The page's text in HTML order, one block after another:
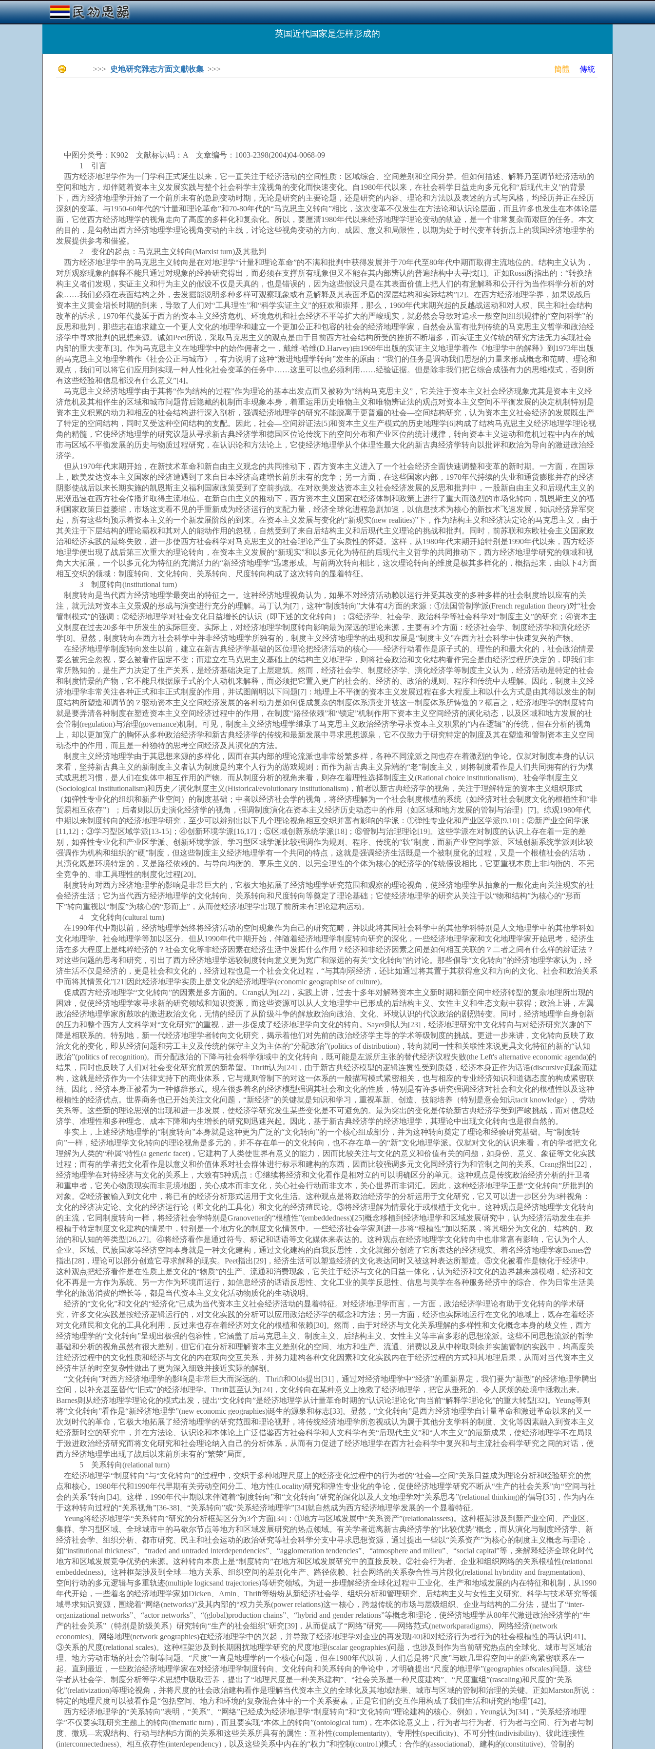
英国近代国家是怎样形成的
>>> 史地研究雜志方面文獻收集 >>> 簡體 傳統
中图分类号：K902 文献标识码：A 文章编号：1003-2398(2004)04-0068-09
1 引言
西方经济地理学作为一门学科正式诞生以来，它一直关注于经济活动的空间性质：区域综合、空间差别和空间分异。但如何描述、解释乃至调节经济活动的
空间和地方，却伴随着资本主义发展实践与整个社会科学主流视角的变化而快速变化。自1980年代以来，在社会科学日益走向多元化和“后现代主义”的背景
下，西方经济地理学开始了一个前所未有的急剧变动时期，无论是研究的主要论题，还是研究的内容、理论和方法以及表述的方式与风格，均经历并正在经历
深刻的变革。与1950-60年代的“计量和理论革命”和70-80年代的“马克思主义转向”相比，这次变革不仅发生在方法论和认识论层面，而且许多也发生在本体论层
面，它使西方经济地理学的视角走向了高度的多样化和复杂化。所以，要厘清1980年代以来经济地理学理论变动的轨迹，是一个非常复杂而艰巨的任务。本文
的目的，是勾勒出西方经济地理学理论视角变动的主线，讨论这些视角变动的方向、成因、意义和局限性，以期为处于时代变革转折点上的我国经济地理学的
发展提供参考和借鉴。
2 变化的起点：马克思主义转向(Marxist turn)及其批判
西方经济地理学中的马克思主义转向是在对地理学“计量和理论革命”的不满和批判中获得发展并于70年代至80年代中期而取得主流地位的。结构主义认为，
对所观察现象的解释不能只通过对现象的经验研究得出，而必须在支撑所有现象但又不能在其内部辨认的普遍结构中去寻找[1]。正如Rossi所指出的：“转换结
构主义者们发现，实证主义和行为主义的假设不仅是天真的，也是错误的，因为这些假设只是在其表面价值上把人们的有意解释和公开行为当作科学分析的对
象……我们必须在表面结构之外，去发掘能说明多种多样可观察现象或有意解释及其表面矛盾的深层结构和实际结构”[2]。在西方经济地理学界，如果说战后
资本主义黄金增长时期的到来，导致了人们对“工具理性”和“科学实证主义”的狂欢和崇拜，那么，1960年代末期兴起的反越战运动和对人权、民主和社会结构
改革的诉求，1970年代蔓延于西方的资本主义经济危机、环境危机和社会经济不平等扩大的严峻现实，就必然会导致对追求一般空间组织规律的“空间科学”的
反思和批判，那些志在追求建立一个更人文化的地理学和建立一个更加公正和包容的社会的经济地理学家，自然会从富有批判传统的马克思主义哲学和政治经
济学中寻求批判的思想来源。诚如Peet所说，采取马克思主义的观点是由于目前西方社会结构所受的挫折不断增多，而实证主义传统的研究方法无力实现社会
内部的重大变革[3]。作为马克思主义在地理学中的始作佣者之一，戴维·哈维(D.Harvey)由1969年出版的实证主义地理学着作《地理学中的解释》到1973年出版
的马克思主义地理学着作《社会公正与城市》，有力说明了这种“激进地理学转向”发生的原由：“我们的任务是调动我们思想的力量来形成概念和范畴、理论和
观点，我们可以将它们应用到实现一种人性化社会变革的任务中……这里可以也必须利用……经验证据。但是除非我们把它综合成强有力的思维模式，否则所
有这些经验和信息都没有什么意义”[4]。
马克思主义经济地理学由于其将“作为结构的过程”作为理论的基本出发点而又被称为“结构马克思主义”，它关注于资本主义社会经济现象尤其是资本主义经
济危机及其相伴生的区域和城市问题背后隐藏的机制而非现象本身，着重运用历史唯物主义和唯物辨证法的观点对资本主义空间不平衡发展的决定机制特别是
资本主义积累的动力和相应的社会结构进行深入剖析，强调经济地理学的研究不能脱离于更普遍的社会—空间结构研究，认为资本主义社会经济的发展既生产
了特定的空间结构，同时又受这种空间结构的支配。因此，社会—空间辨证法[5]和资本主义生产模式的历史地理学[6]构成了结构马克思主义经济地理学理论视
角的精髓，它使经济地理学的研究议题从寻求新古典经济学和德国区位论传统下的空间分布和产业区位的统计规律，转向资本主义运动和危机过程中内在的城
市与区域不平衡发展的历史与物质过程研究，在认识论和方法论上，它使经济地理学从个体理性最大化的新古典经济学转向以批评和政治为导向的激进政治经
济学。
但从1970年代末期开始，在新技术革命和新自由主义观念的共同推动下，西方资本主义进入了一个社会经济全面快速调整和变革的新时期。一方面，在国际
上，欧美发达资本主义国家的经济遭遇到了来自日本经济高速增长前所未有的竞争；另一方面，在这些国家内部，1970年代持续的失业和通货膨胀并存的经济
阴影使战后以来长期实施的凯恩斯主义福利国家政策受到了空前挑战。在对欧美发达资本主义社会经济发展的反思和批判中，一股新自由主义和后现代主义的
思潮迅速在西方社会传播并取得主流地位。在新自由主义的推动下，西方资本主义国家在经济体制和政策上进行了重大而激烈的市场化转向，凯恩斯主义的福
利国家政策日益萎缩，市场这支看不见的手重新成为经济运行的支配力量，经济全球化进程急剧加速，以信息技术为核心的新技术飞速发展，知识经济异军突
起，所有这些均预示着资本主义的一个新发展阶段的到来。在资本主义发展与变化的“新现实(new realities)”下，作为结构主义和经济决定论的马克思主义，由于
其关注于下层结构的理论霸权和其对人的能动作用的忽视，自然受到了来自后结构主义和后现代主义理论的挑战和批判。同时，前苏联和东欧社会主义国家政
治和经济实践的最终失败，进一步使西方社会科学对马克思主义的社会理论产生了实质性的怀疑。这样，从1980年代末期开始特别是1990年代以来，西方经济
地理学便出现了战后第三次重大的理论转向，在资本主义发展的“新现实”和以多元化为特征的后现代主义哲学的共同推动下，西方经济地理学研究的领域和视
角大大拓展，一个以多元化为特征的充满活力的“新经济地理学”迅速形成。与前两次转向相比，这次理论转向的维度是极其多样化的，概括起来，由以下4方面
相互交织的领域：制度转向、文化转向、关系转向、尺度转向构成了这次转向的显着特征。
3 制度转向(institutional turn)
制度转向是当代西方经济地理学最突出的特征之一。这种经济地理视角认为，如果不对经济活动赖以运行并受其改变的多种多样的社会制度给以应有的关
注，就无法对资本主义景观的形成与演变进行充分的理解。马丁认为[7]，这种“制度转向”大体有4方面的来源：①法国管制学派(French regulation theory)对“社会
管制模式”的强调；②经济地理学对社会文化日益增长的认识（即下述的文化转向）；③经济学、社会学、政治科学等社会科学对“制度主义”的研究；④资本主
义制度在过去20多年中所发生的实际巨变。实际上，对经济地理学制度转向影响最为深远的理论来源，主要有3个方面：经济社会学、制度经济学和演化经济
学[8]。显然，制度转向在西方社会科学中并非经济地理学所独有的，制度主义经济地理学的出现和发展是“制度主义”在西方社会科学中快速复兴的产物。
在经济地理学制度转向发生以前，建立在新古典经济学基础的区位理论把经济活动的核心——经济行动看作是原子式的、理性的和最大化的，社会政治情景
要么被完全忽视，要么被看作固定不变；而建立在马克思主义基础上的结构主义地理学，则将社会政治和文化结构看作完全是由经济过程所决定的，即我们非
常所熟知的，是生产力决定了生产关系，是经济基础决定了上层建筑。然而，经济社会学、制度经济学、演化经济学等制度主义认为，经济活动是特定的社会
和制度情景的产物，它不能只根据原子式的个人动机来解释，而必须把它置入更广的社会的、经济的、政治的规则、程序和传统中去理解。因此，制度主义经
济地理学非常关注各种正式和非正式制度的作用，并试图阐明以下问题[7]：地理上不平衡的资本主义发展过程在多大程度上和以什么方式是由其得以发生的制
度结构所塑造和调节的？驱动资本主义空间经济发展的各种动力是如何促成复杂的制度体系演变并被这一制度体系所铸造的？概言之，经济地理学的制度转向
就是要弄清各种制度在塑造资本主义空间经济过程中的作用，在制度“路径依赖”和“锁定”机制作用下资本主义空间经济的演化动态，以及区域和地方发展的社
会管制(regulation)与治理(governance)机制。可见，制度主义经济地理学继承了马克思主义政治经济学寻求资本主义积累的“内在逻辑”的传统，但在分析的视角
上，却以更加宽广的胸怀从多种政治经济学和新古典经济学的传统和最新发展中寻求思想源泉，它不仅致力于研究特定的制度及其在塑造和管制资本主义空间
动态中的作用，而且是一种独特的思考空间经济及其演化的方法。
制度主义经济地理学由于其思想来源的多样化，因而在其内部的理论流派也非常纷繁多样，各种不同流派之间也存在着激烈的争论。仅就对制度本身的认识
来看，坚持新古典主义的新制度主义者认为制度是约束个人行为的游戏规则；而作为新古典主义异端的“老”制度主义，则将制度看作是人们共同拥有的行为模
式或思想习惯，是人们在集体中相互作用的产物。而从制度分析的视角来看，则存在着理性选择制度主义(Rational choice institutionalism)、社会学制度主义
(Sociological institutionalism)和历史／演化制度主义(Historical/evolutionary institutionalism)，前者以新古典经济学的视角，关注于理解特定的资本主义组织形式
（如弹性专业化的组织和新产业空间）的制度基础；中者以经济社会学的视角，将经济理解为一个社会制度根植的系统（如经济对社会制度文化的根植性和“非
贸易相互依存”）；后者则以历史演化经济学的视角，强调制度演化在资本主义经济历史动态中的作用（如区域和地方发展的管制与治理）[7]。综观1980年代
中期以来制度转向的经济地理学研究，至少可以辨别出以下几个理论视角相互交织并富有影响的学派：①弹性专业化和产业区学派[9,10]；②新产业空间学派
[11,12]；③学习型区域学派[13-15]；④创新环境学派[16,17]；⑤区域创新系统学派[18]；⑥管制与治理理论[19]。这些学派在对制度的认识上存在着一定的差
别，如弹性专业化和产业区学派、创新环境学派、学习型区域学派比较强调作为规则、程序、传统的“软”制度，而新产业空间学派、区域创新系统学派则比较
强调作为机构和组织的“硬”制度，但这些制度主义经济地理学有一个共同的特点，这就是强调经济生活既是一个被制度化的过程，又是一个根植社会的活动，
其演化既是环境特定的，又是路径依赖的。与导向均衡的、享乐主义的、以完全理性的个体为核心的经济学的传统假设相比，它更重视本质上非均衡的、不完
全竞争的、非工具理性的制度化过程[20]。
制度转向对西方经济地理学的影响是非常巨大的，它极大地拓展了经济地理学研究范围和观察的理论视角，使经济地理学从抽象的一般化走向关注现实的社
会经济生活；它为当代西方经济地理学的文化转向、关系转向和尺度转向等奠定了理论基础；它使经济地理学的研究从关注于以“物和结构”为核心的“形而
下”转向重视以“制度”为核心的“形而上”，从而使经济地理学出现了前所未有理论建构运动。
4 文化转向(cultural turn)
在1990年代中期以前，经济地理学始终将经济活动的空间现象作为自己的研究范畴，并以此将其同社会科学中的其他学科特别是人文地理学中的其他学科如
文化地理学、社会地理学等加以区分。但从1990年代中期开始，伴随着经济地理学制度转向研究的深化，一些经济地理学家和文化地理学家开始思考，经济生
活在多大程度上是纯粹经济的？社会文化等非经济因素在经济生活中发挥什么作用？经济和非经济因素之间是如何相互关联的？二者之间有什么样的辨证法？
对这些问题的思考和研究，引出了西方经济地理学远较制度转向意义更为宽广和深远的有关“文化转向”的讨论。那些倡导“文化转向”的经济地理学家认为，经
济生活不仅是经济的，更是社会和文化的，经济过程也是一个社会文化过程，“与其削弱经济，还比如通过将其置于其获得意义和方向的文化、社会和政治关系
中而将其情景化”[21]因此经济地理学实质上是文化的经济地理学(economic geographise of culture)。
促成西方经济地理学“文化转向”的因素是多方面的。Crang认为[22]，实践上讲，过去十多年对解释资本主义新时期和新空间中经济转型的复杂地理所出现的
困难，促使经济地理学家寻求新的研究领域和知识资源，而这些资源可以从人文地理学中已形成的后结构主义、女性主义和生态文献中获得；政治上讲，左翼
政治经济地理学家所鼓吹的激进政治文化，无情的经历了从阶级斗争的解放政治向政治、文化、环境认识的代议政治的剧烈转变。同时，经济地理学自身创新
的压力和整个西方人文科学对“文化研究”的重视，进一步促成了经济地理学向文化的转向。Sayer则认为[23]，经济地理研究中文化转向与对经济研究兴趣的下
降是相联系的。特别地，新一代经济地理学者转向文化研究，揭示着他们对先前的政治经济学主导的学术等级制度的挑战。更进一步来讲，文化转向反映了政
治文化的变化，即从经济问题和劳工主义及传统的保守主义为主体的“分配政治”(politics of distribution)，转向就同一性和关联性来说更具文化特征的新的“认知
政治”(politics of recognition)。而分配政治的下降与社会科学领域中的文化转向，既可能是左派所主张的替代经济议程失败(the Left's alternative economic agenda)的
结果，同时也反映了人们对社会变化研究前景的新希望。Thrift认为[24]，由于新古典经济模型的逻辑连贯性受到质疑，经济本身正作为话语(discursive)现象而建
构，这就是经济作为一个法律支持下的商业体系，它与规则管制下的对这一体系的一般描写模式紧密相关，也与相应的专业经济知识和道德态度的构成紧密联
结。因此，经济本身正被看为一种修辞形式。现在很多着名的经济模型强调其社会和文化的性质，特别是有许多研究强调经济对社会和文化的根植性以及这种
根植性的经济优点。世界商务也已开始关注文化问题，“新经济”的关键就是知识和学习，重视革新、创造、技能培养（特别是意会知识tacit knowledge）、劳动
关系等。这些新的理论思潮的出现和进一步发展，使经济学研究发生某些变化是不可避免的。最为突出的变化是传统新古典经济学受到严峻挑战，而对信息经
济学、准理性和多种理念、成本下降和内生增长的研究则迅速兴起。因此，基于新古典经济学的经济地理学，其理论中出现文化转向也是很自然的。
事实上，上述经济地理学的“制度转向”本身就是这种更为广泛的“文化转向”的一个核心组成部分，并为这种转向奠定了理论和经验研究基础。与“制度转
向”一样，经济地理学文化转向的理论视角是多元的，并不存在单一的文化转向，也不存在单一的“新”文化地理学派。仅就对文化的认识来看，有的学者把文化
理解为人类的“种属”特性(a generic facet)，它建构了人类使世界有意义的能力，因而比较关注与文化的意义和价值有关的问题，如身份、意义、象征等文化实践
过程；而有的学者把文化看作是以意义和价值体系对社会群体进行标示和建构的东西，因而比较强调多元文化同经济行为和管制之间的关系。Crang指出[22]，
经济地理学在对待经济与文化的关系上，大致有5种观点：①继续将经济和文化看作是相对立的可以明确区分的单元。这种观点是传统政治经济分析的扞卫者
和重申者，它关心物质现实而非意境地图，关心成本而非文化，关心社会行动而非文本，关心世界而非词汇。因此，这种经济地理学正是“文化转向”所批判的
对象。②经济被输入到文化中，将已有的经济分析形式运用于文化生活。这种观点是将政治经济学的分析运用于文化研究，它又可以进一步区分为3种视角：
文化的经济决定论、文化的经济运行论（即文化的工具化）和文化的经济殖民论。③将经济理解为情景化于或根植于文化中。这种观点是经济地理学文化转向
的主流，它同制度转向一样，将经济社会学特别是Granovetter的“根植性”(embeddedness)[25]概念移植到经济地理学和区域发展研究中，认为经济活动发生在并
根植于特定制度文化建构的情景中，特别是一个地方化的制度文化情景中。一些经济社会学家则进一步将“根植性”加以拓展，将其细分为文化的、结构的、政
治的和认知的等类型[26,27]。④将经济看作是通过符号、标记和话语等文化媒体来表达的。这种观点在经济地理学文化转向中也非常富有影响，它认为个人、
企业、区域、民族国家等经济空间本身就是一种文化建构，通过文化建构的自我反思性，文化就部分创造了它所表达的经济现实。着名经济地理学家Bsrnes曾
指出[28]，理论可以部分创造它寻求解释的现实。Peet指出[29]，经济生活可以塑造经济的文化表达同时又被这种表达所塑造。⑤文化被看作是物化于经济中。
这种观点把经济看作是在性质上是文化的“物质”的生产、流通和消费现象，它关注于经济与文化的日益一体化，认为经济和文化的边界越来越模糊，经济和文
化不再是一方作为系统、另一方作为环境而运行，如信息经济的话语反思性、文化工业的美学反思性、信息与美学在各种服务经济中的综合、作为日常生活美
学化的旅游消费的增长等，都是当代资本主义文化活动物质化的生动说明。
经济的“文化化”和文化的“经济化”已成为当代资本主义社会经济活动的显着特征。对经济地理学而言，一方面，政治经济学理论有助于文化转向的学术研
究，许多文化实践是按经济逻辑运行的，对文化实践的分析可以应用政治经济学的概念和方法；另一方面，经济也实际地运行在文化的地域上，既存在着经济
对文化殖民和文化的工具化利用，反过来也存在着经济对文化的根植和依赖[30]。然而，由于对经济与文化关系理解的多样性和文化概念本身的歧义性，西方
经济地理学的“文化转向”呈现出极强的包容性，它涵盖了后马克思主义、制度主义、后结构主义、女性主义等丰富多彩的思想流派。这些不同思想流派的哲学
基础和分析的视角虽然有很大差别，但它们在分析和理解资本主义差别化的空间、地方和生产、流通、消费以及从中榨取剩余并实施管制的实践中，均高度关
注经济过程中的文化性质和经济与文化的内在双向交互关系，并努力建构各种文化因素和文化实践内在于经济过程的方式和其地理后果，从而对当代资本主义
经济生活的时空复杂性做出了更为深入细致并接近实际的解剖。
“文化转向”对西方经济地理学的影响是非常巨大而深远的。Thrift和Olds提出[31]，通过对经济地理学中“经济”的重新界定，我们要为“新型”的经济地理学腾出
空间，以补充甚至替代“旧式”的经济地理学。Thrift甚至认为[24]，文化转向在某种意义上挽救了经济地理学，把它从垂死的、令人厌烦的处境中拯救出来。
Barnes则从经济地理学理论化的模式出发，提出“文化转向”是经济地理学从计量革命时期的“认识论理论化”向当前“解释学理论化”的重大转型[32]。Yeung等则
将“文化转向”看作是“新经济地理学”(new economic geographies)诞生的源泉和标志[33]。显然，“文化转向”是西方经济地理学自计量革命和激进革命以来的又一
次划时代的革命，它极大地拓展了经济地理学的研究范围和理论视野，将传统经济地理学所忽视或认为属于其他分支学科的制度、文化等因素融入到资本主义
经济新时空的研究中，并在方法论、认识论和本体论上广泛借鉴西方社会科学和人文科学有关“后现代主义”和“人本主义”的最新成果，使经济地理学不在局限
于激进政治经济研究而将文化研究和社会理论纳入自己的分析体系，从而有力促进了经济地理学在西方社会科学中复兴和与主流社会科学研究之间的对话，使
西方经济地理学出现了战后以来前所未有的“繁荣”局面。
5 关系转向(relational turn)
在经济地理学“制度转向”与“文化转向”的过程中，交织于多种地理尺度上的经济变化过程中的行为者的“社会—空间”关系日益成为理论分析和经验研究的焦
点和核心。1980年代和1990年代早期有关劳动空间分工、地方性(Locality)研究和弹性专业化的争论，促使经济地理学研究不断从“生产的社会关系”向“空间与社
会的关系”转向[34]。这样，1990年代中期以来伴随着“制度转向”和“文化转向”研究的深化以及人文地理学对“关系思考”(relational thinking)的倡导[35]，作为内在
于这种转向过程的“关系视角”[36-38]、“关系转向”或“关系经济地理学”[34]就自然成为西方经济地理学发展的一个显着特征。
Yeung将经济地理学“关系转向”研究的分析框架区分为3个方面[34]：①地方与区域发展中“关系资产”(relationalassets)。这种框架涉及到新产业空间、产业区、
集群、学习型区域、全球城市中的马歇尔节点等地方和区域发展研究的热点领域。有关学者远离新古典经济学的“比较优势”概念，而从演化与制度经济学、新
经济社会学、组织分析、都市研究、民主和社会运动的政治研究等社会科学分支中寻求思想资源，通过提出一些以“关系资产”为核心的制度主义概念与理论，
如“institutional thickness”、“traded and untraded interdependencies”、“agglomeration tendencies”、“atmosphere and milieu”、“social capital”等，来解释经济全球化时代
地方和区域发展竞争优势的来源。这种转向本质上是“制度转向”在地方和区域发展研究中的直接反映。②社会行为者、企业和组织网络的关系根植性(relational
embeddedness)。这种框架涉及到全球—地方关系、组织空间的差别化生产、路径依赖、社会网络的关系杂合性与片段化(relational hybridity and fragmentation)、
空间行动的多元逻辑与多重轨迹(multiple logicsand trajectories)等研究领域。为进一步理解经济全球化过程中工业化、生产和地域发展的内在特征和机制，从1990
年代开始，一些着名的经济地理学家如Dicken、Amin、Thrift等纷纷从新经济社会学、组织分析和管理研究、后结构主义与女性主义研究、科学与技术研究等领
域寻求知识资源，围绕着“网络(networks)”及其内部的“权力关系(power relations)这一核心，跨越传统的市场与层级组织、企业与结构的二分法，提出了“inter-
organizational networks”、“actor networks”、“(global)production chains”、“hybrid and gender relations”等概念和理论，使经济地理学从80年代激进政治经济学的“生
产的社会关系”（特别是阶级关系）研究转向“生产的社会组织”研究[39]，从而促成了“网络”研究——网络范式(networkparadigms)、网络经济(network
economies)、网络地理(network geographies)在经济地理学中的兴起，并导致了经济地理学对企业的再发现[40]和对经济行为者行为的社会根植性的再认识[41]。
③关系的尺度(relational scales)。这种框架涉及到长期困扰地理学研究的尺度地理(scalar geographies)问题，也涉及到作为当前研究热点的全球化、城市与区域治
理、地方劳动市场的社会管制等问题。“尺度”一直是地理学的一个核心问题，但在1980年代以前，人们总是将“尺度”与欧几里得空间中的距离紧密联系在一
起。直到最近，一些政治经济地理学家在对经济地理学制度转向、文化转向和关系转向的争论中，才明确提出“尺度的地理学”(geographies ofscales)问题。这些
学者从社会学、制度分析等学术思想中吸取营养，提出了“地理尺度是一种关系建构”、“社会关系是一种尺度建构”、“尺度重组”(rascaling)和尺度的“关系
化”(relativization)等理论视角，并将尺度的社会政治建构看作是理解当代资本主义的全球化及其地域结果、城市与区域的管制和治理的关键。正如Marston所说：
特定的地理尺度可以被看作是“包括空间、地方和环境的复杂混合体中的一个关系要素，正是它们的交互作用构成了我们生活和研究的地理”[42]。
西方经济地理学的“关系转向”表明，“关系”、“网络”已经成为经济地理学“制度转向”和“文化转向”理论建构的核心。例如，Yeung认为[34]，“关系经济地理
学”不仅要实现研究主题上的转向(thematic turn)，而且要实现“本体上的转向”(ontological turn)，在本体论意义上，行为者与行为者、行为者与空间、行为者与制
度、微观—宏观结构、行动与结构5方面的关系和这些关系所具有的属性：互补性(complementarity)、专用性(specificity)、不可分性(indivisibility)、彼此连接性
(interconnectedness)、相互依存性(interdependency)，以及这些关系中内在的“权力”和控制(contro1)模式：合作的(associational)、建构的(constitutive)、管制的